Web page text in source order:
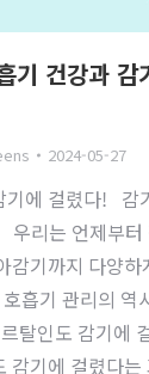
기 건강과
2024-05-27
기에 걸렸다! 감
리는 언제부터
감기까지 다양
흡기 관리의 역
탈인도 감기에
감기에 걸렸다